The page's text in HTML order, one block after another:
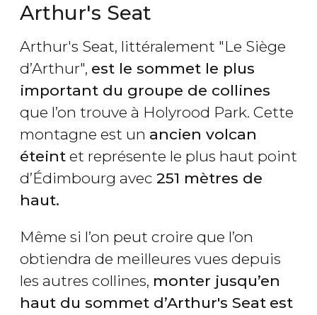
Arthur's Seat
Arthur's Seat, littéralement "Le Siège
d’Arthur", est le sommet le plus
important du groupe de collines
que l’on trouve à Holyrood Park. Cette
montagne est un ancien volcan
éteint et représente le plus haut point
d’Édimbourg avec 251 mètres de
haut.
Même si l’on peut croire que l’on
obtiendra de meilleures vues depuis
les autres collines, monter jusqu’en
haut du sommet d’Arthur's Seat est